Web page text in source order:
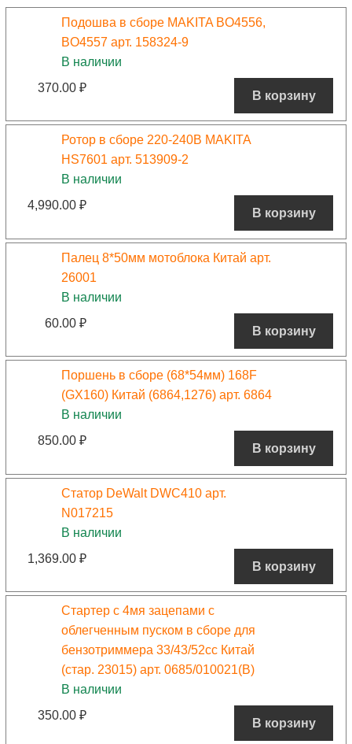
Подошва в сборе MAKITA BO4556,
BO4557 арт. 158324-9
В наличии
370.00 ₽
В корзину
Ротор в сборе 220-240В MAKITA
HS7601 арт. 513909-2
В наличии
4,990.00 ₽
В корзину
Палец 8*50мм мотоблока Китай арт.
26001
В наличии
60.00 ₽
В корзину
Поршень в сборе (68*54мм) 168F
(GX160) Китай (6864,1276) арт. 6864
В наличии
850.00 ₽
В корзину
Статор DeWalt DWC410 арт.
N017215
В наличии
1,369.00 ₽
В корзину
Стартер с 4мя зацепами с
облегченным пуском в сборе для
бензотриммера 33/43/52сс Китай
(стар. 23015) арт. 0685/010021(B)
В наличии
350.00 ₽
В корзину